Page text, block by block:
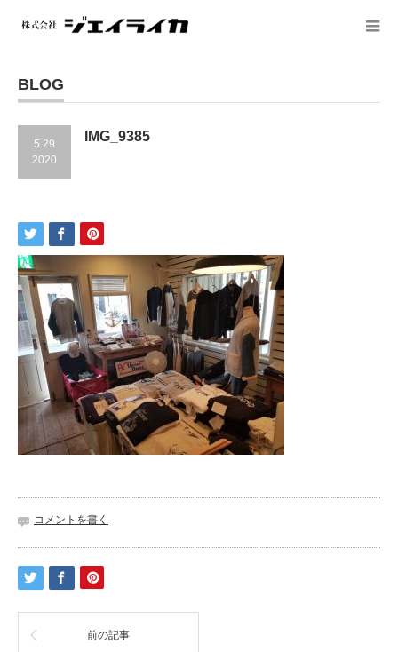
BLOG
5.29
2020
IMG_9385
コメントを書く
前の記事